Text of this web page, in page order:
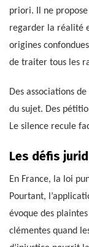
priori. Il ne
regarder la réalité
origines
de traiter tous les
Des associations
du sujet. Des
Le silence recule
Les défis
En France, la loi
Pourtant,
évoque des
clémentes quand